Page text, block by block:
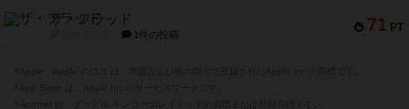
71 PT
ザ・フラッド
1件の投稿